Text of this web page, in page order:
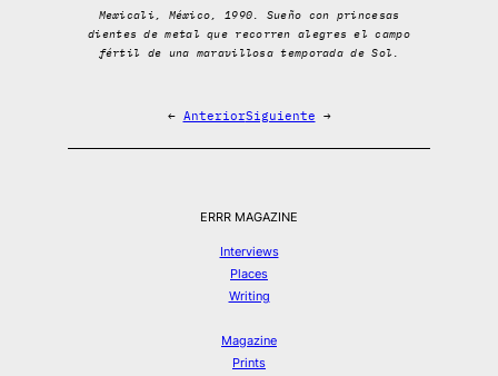
Mexicali, México, 1990. Sueño con princesas
dientes de metal que recorren alegres el campo
fértil de una maravillosa temporada de Sol.
← AnteriorSiguiente →
ERRR MAGAZINE
Interviews
Places
Writing
Magazine
Prints